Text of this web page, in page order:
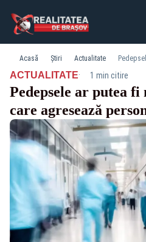
Acasă Știri Actualitate
ACTUALITATE· 1 min citire
Pedepsele ar putea
care agresează